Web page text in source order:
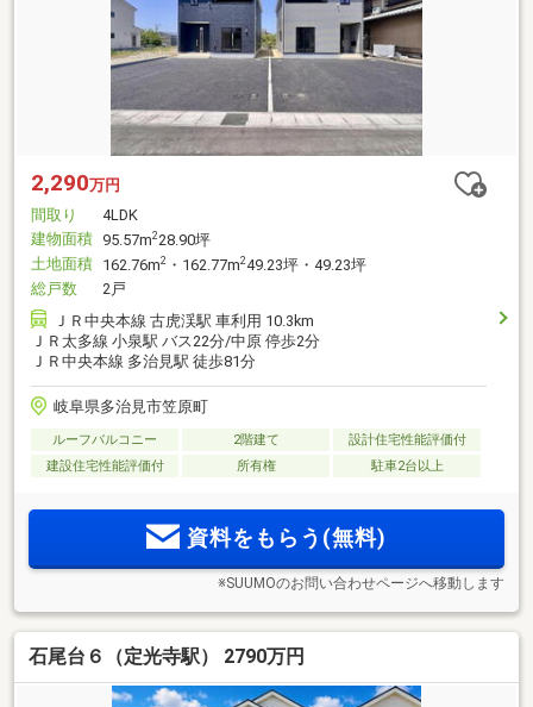
2,290万円
間取り
4LDK
建物面積 95.57m2 28.90坪
土地面積 162.76m2 ・162.77m249.23坪・49.23坪
総戸数
2戸
ＪＲ中央本線 古虎渓駅 車利用 10.3km
ＪＲ太多線 小泉駅 バス22分/中原 停歩2分
ＪＲ中央本線 多治見駅 徒歩81分
岐阜県多治見市笠原町
ルーフバルコニー 2階建て
設計住宅性能評価付
建設住宅性能評価付
所有権 駐車2台以上
資料をもらう(無料)
※SUUMOのお問い合わせページへ移動します
石尾台６（定光寺駅） 2790万円